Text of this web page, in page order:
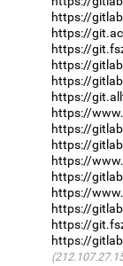
https://
https://
https://
https://
https://
https://
https://
https://
https://
https://
https://
https://
https://
https://
https://